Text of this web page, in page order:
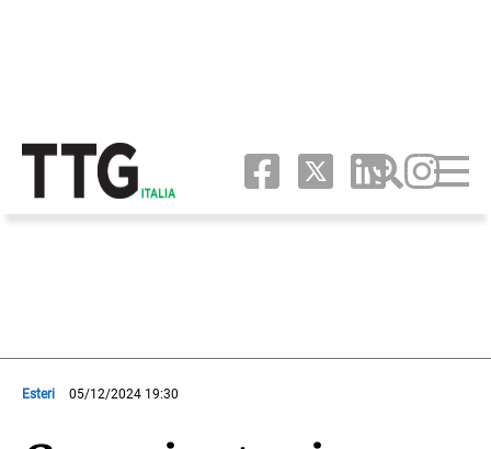
Esteri 05/12/2024 19:30